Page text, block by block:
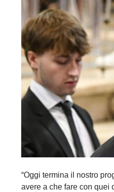
“Oggi termina il nostro
avere a che fare con quei